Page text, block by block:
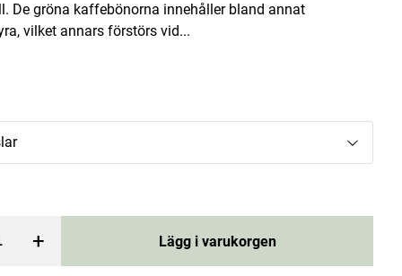
Vattenfilter kanna 2,4 L Vit
De gröna kaffebönorna innehåller bland annat
vilket annars förstörs vid...
+ Lägg i varukorgen